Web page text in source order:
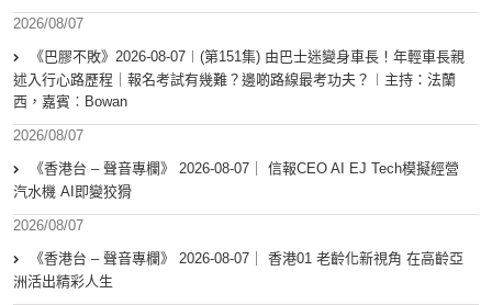
2026/08/07
《巴膠不敗》2026-08-07︱(第151集) 由巴士迷變身車長！年輕車長親
述入行心路歷程｜報名考試有幾難？邊啲路線最考功夫？︱主持：法蘭
西，嘉賓︰Bowan
2026/08/07
《香港台 – 聲音專欄》 2026-08-07｜ 信報CEO AI EJ Tech模擬經營
汽水機 AI即變狡猾
2026/08/07
《香港台 – 聲音專欄》 2026-08-07｜ 香港01 老齡化新視角 在高齡亞
洲活出精彩人生